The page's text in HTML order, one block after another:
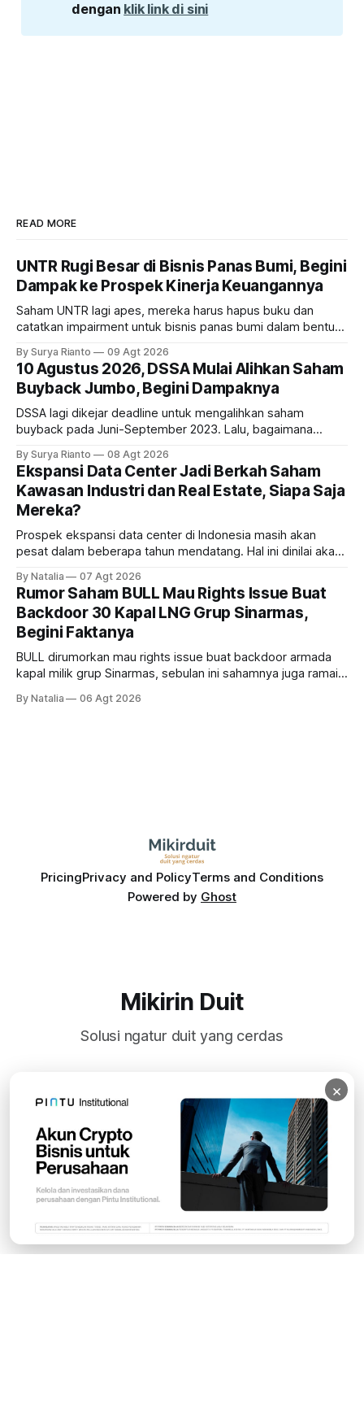
dengan klik link di sini
READ MORE
UNTR Rugi Besar di Bisnis Panas Bumi, Begini
Dampak ke Prospek Kinerja Keuangannya
Saham UNTR lagi apes, mereka harus hapus buku dan
catatkan impairment untuk bisnis panas bumi dalam bentuk
bisnis UNTR?
By Surya Rianto 09 Agt 2026
10 Agustus 2026, DSSA Mulai Alihkan Saham
Buyback Jumbo, Begini Dampaknya
DSSA lagi dikejar deadline untuk mengalihkan saham
buyback pada Juni-September 2023. Lalu, bagaimana
By Surya Rianto 08 Agt 2026
Ekspansi Data Center Jadi Berkah Saham
Kawasan Industri dan Real Estate, Siapa Saja
Mereka?
Prospek ekspansi data center di Indonesia masih akan
pesat dalam beberapa tahun mendatang. Hal ini dinilai akan
estate, ada siapa saja mereka?
By Natalia 07 Agt 2026
Rumor Saham BULL Mau Rights Issue Buat
Backdoor 30 Kapal LNG Grup Sinarmas,
Begini Faktanya
BULL dirumorkan mau rights issue buat backdoor armada
kapal milik grup Sinarmas, sebulan ini sahamnya juga ramai
masih menarik dilirik?
By Natalia 06 Agt 2026
PricingPrivacy and PolicyTerms and Conditions
Powered by Ghost
Mikirin Duit
Solusi ngatur duit yang cerdas
Subscribe
×